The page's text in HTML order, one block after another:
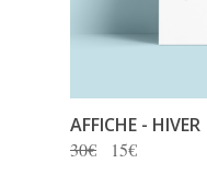
AFFICHE - HIVER
30€ 15€